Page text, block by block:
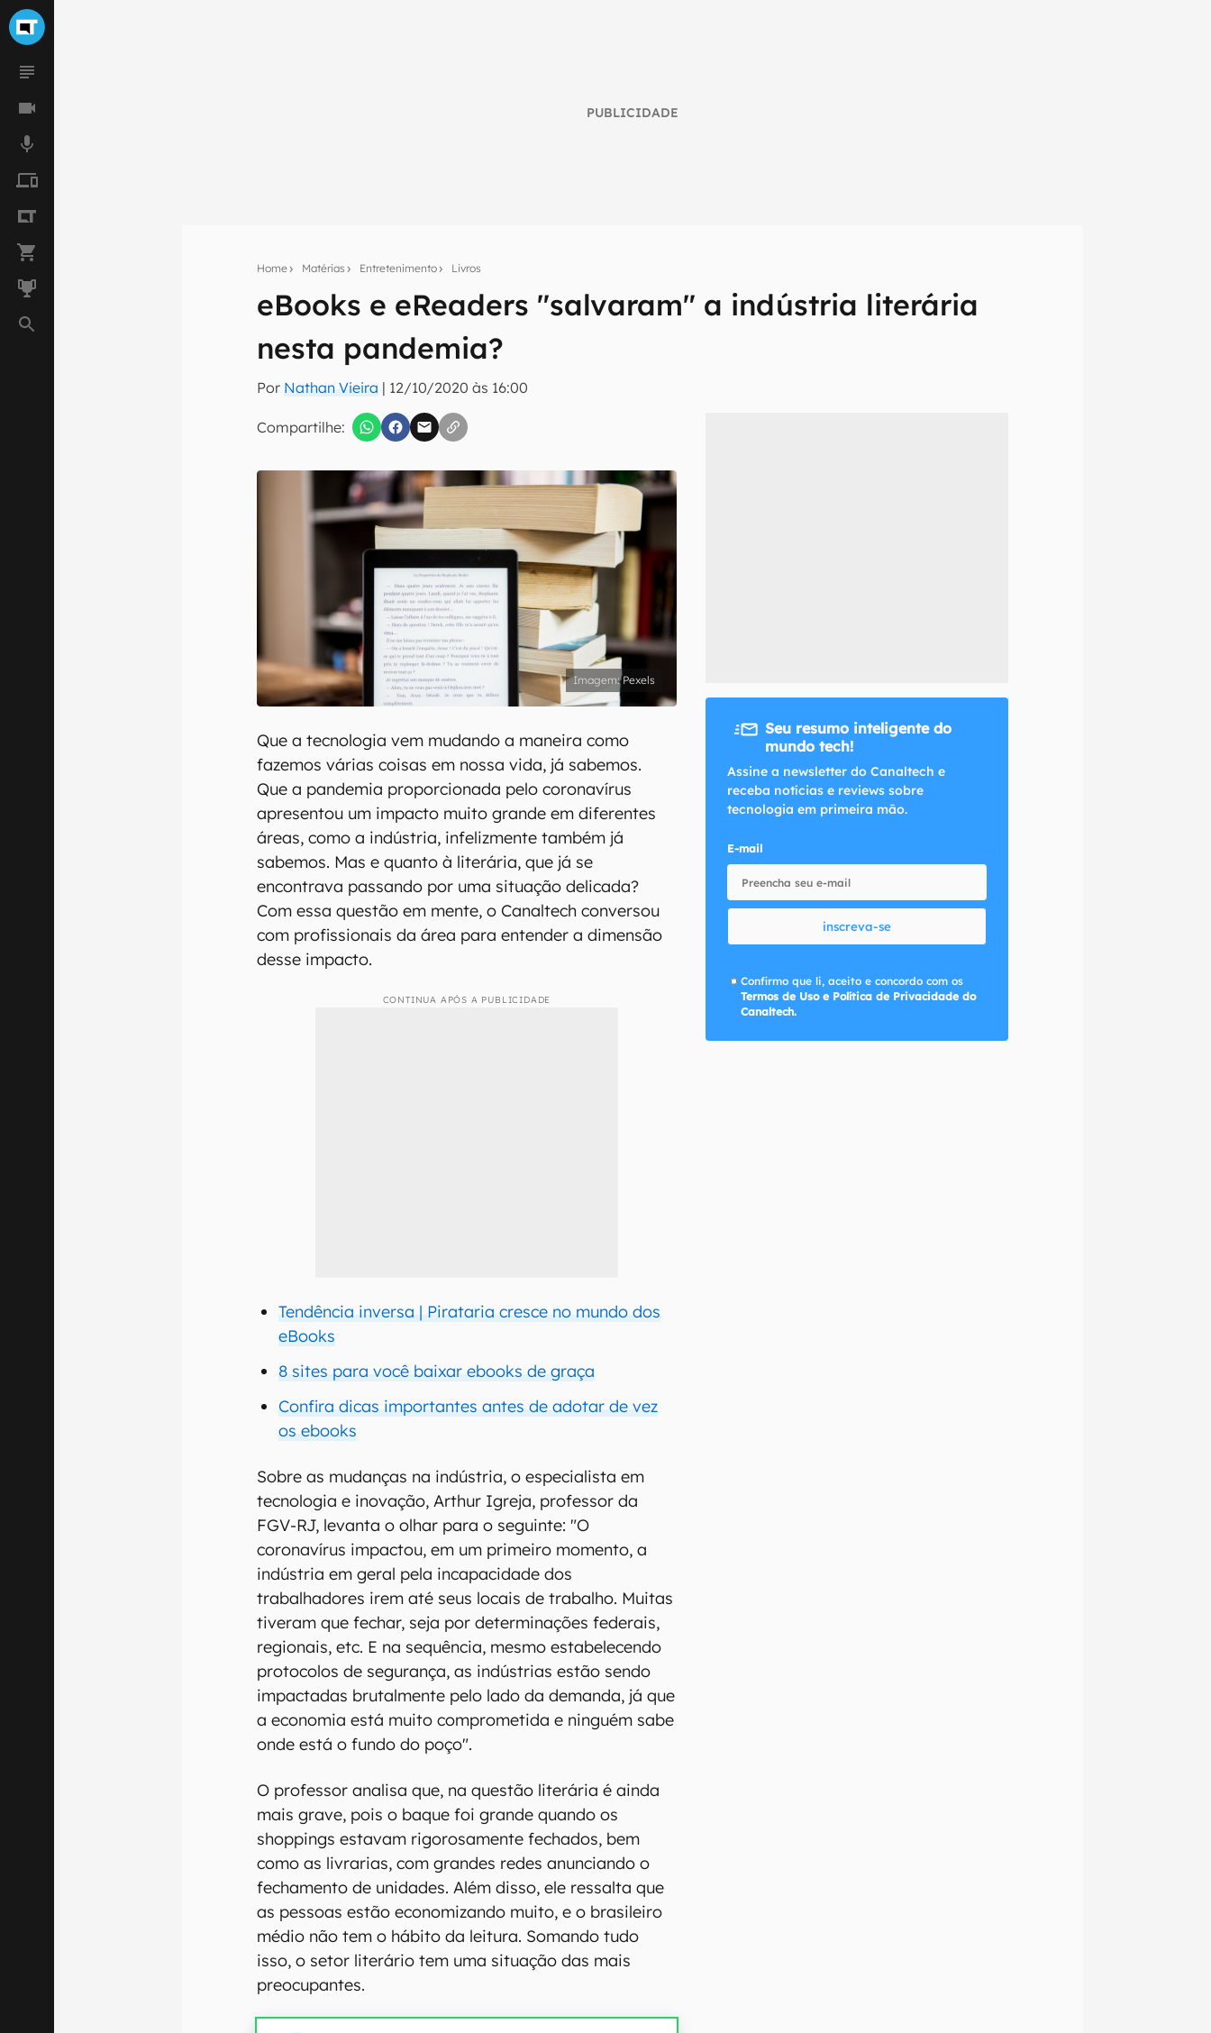
PUBLICIDADE
Home Matérias Entretenimento Livros
eBooks e eReaders "salvaram" a indústria literária
nesta pandemia?
Por Nathan Vieira | 12/10/2020 às 16:00
Compartilhe:
Assine a newsletter do Canaltech e receba notícias e reviews sobre tecnologia em primeira
inscreva-se
Confirmo que li, aceito e concordo com os Termos de Uso e Política de Privacidade do Canaltech.
Pexels
Que a tecnologia vem mudando a maneira como
fazemos várias coisas em nossa vida, já sabemos.
Que a pandemia proporcionada pelo coronavírus
apresentou um impacto muito grande em diferentes
áreas, como a indústria, infelizmente também já
sabemos. Mas e quanto à literária, que já se
encontrava passando por uma situação delicada?
Com essa questão em mente, o Canaltech conversou
com profissionais da área para entender a dimensão
desse impacto.
CONTINUA APÓS A PUBLICIDADE
Tendência inversa | Pirataria cresce no mundo dos
eBooks
8 sites para você baixar ebooks de graça
Confira dicas importantes antes de adotar de vez
os ebooks
Sobre as mudanças na indústria, o especialista em
tecnologia e inovação, Arthur Igreja, professor da
FGV-RJ, levanta o olhar para o seguinte: "O
coronavírus impactou, em um primeiro momento, a
indústria em geral pela incapacidade dos
trabalhadores irem até seus locais de trabalho. Muitas
tiveram que fechar, seja por determinações federais,
regionais, etc. E na sequência, mesmo estabelecendo
protocolos de segurança, as indústrias estão sendo
impactadas brutalmente pelo lado da demanda, já que
a economia está muito comprometida e ninguém sabe
onde está o fundo do poço".
O professor analisa que, na questão literária é ainda
mais grave, pois o baque foi grande quando os
shoppings estavam rigorosamente fechados, bem
como as livrarias, com grandes redes anunciando o
fechamento de unidades. Além disso, ele ressalta que
as pessoas estão economizando muito, e o brasileiro
médio não tem o hábito da leitura. Somando tudo
isso, o setor literário tem uma situação das mais
preocupantes.
Seu resumo inteligente do
mundo tech!
Assine a newsletter do Canaltech e
receba notícias e reviews sobre
tecnologia em primeira mão.
E-mail
inscreva-se
Confirmo que li, aceito e concordo com os
Termos de Uso e Política de Privacidade do
Canaltech.